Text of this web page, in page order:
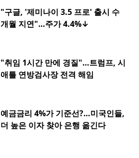
"구글, '제미나이 3.5 프로' 출시 수
개월 지연"…주가 4.4%↓
"취임 1시간 만에 경질"…트럼프, 시
애틀 연방검사장 전격 해임
예금금리 4%가 기준선?…미국인들,
더 높은 이자 찾아 은행 옮긴다